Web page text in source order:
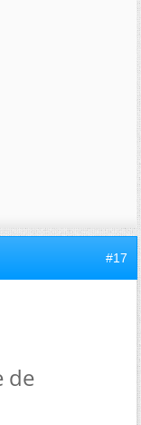
#17
de